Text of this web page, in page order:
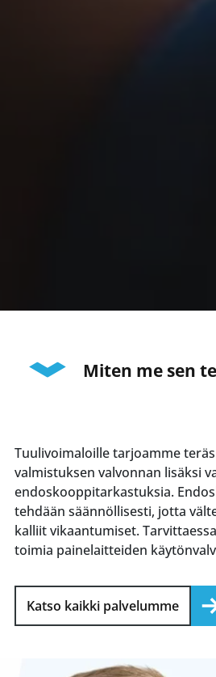
Miten me sen
Tuulivoimaloille tarjoamme
valmistuksen valvonnan lisäksi
endoskooppitarkastuksia.
tehdään säännöllisesti, jotta
kalliit vikaantumiset.
toimia painelaitteiden
Katso kaikki palvelumme